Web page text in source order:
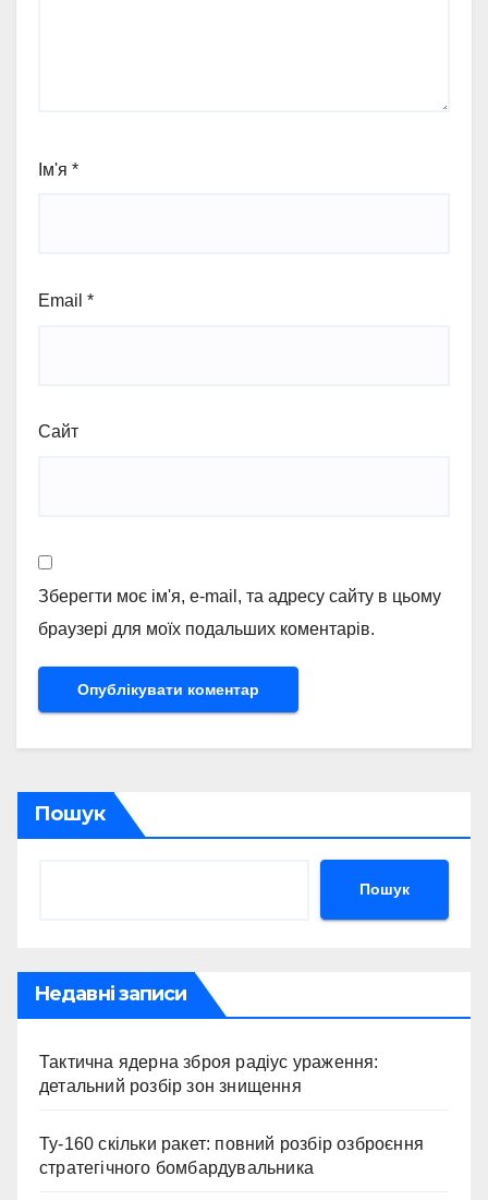
Ім'я *
Email *
Сайт
Зберегти моє ім'я, e-mail, та адресу сайту в цьому
браузері для моїх подальших коментарів.
Пошук
Пошук
Недавні записи
Тактична ядерна зброя радіус ураження:
детальний розбір зон знищення
Ту-160 скільки ракет: повний розбір озброєння
стратегічного бомбардувальника